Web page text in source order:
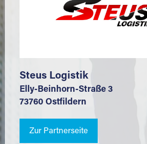
Steus Logistik
Elly-Beinhorn-Straße 3
73760 Ostfildern
Zur Partnerseite